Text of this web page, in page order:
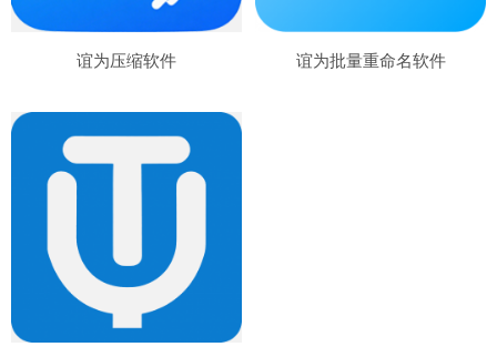
谊为压缩软件 谊为批量重命名软件